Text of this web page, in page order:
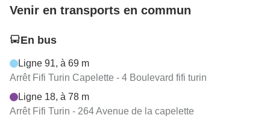
Venir en transports en commun
En bus
Ligne 91, à 69 m
Arrêt Fifi Turin Capelette - 4 Boulevard fifi turin
Ligne 18, à 78 m
Arrêt Fifi Turin - 264 Avenue de la capelette